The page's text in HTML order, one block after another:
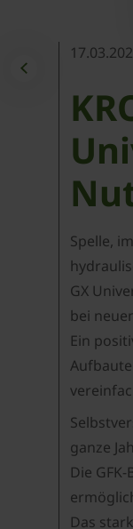
Spelle,
GX
bei
Ein
ganze
Die
Das